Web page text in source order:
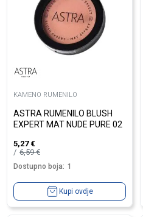
KAMENO RUMENILO
ASTRA RUMENILO BLUSH
EXPERT MAT NUDE PURE 02
5,27 €
6,59€
Dostupno boja: 1
Kupi ovdje